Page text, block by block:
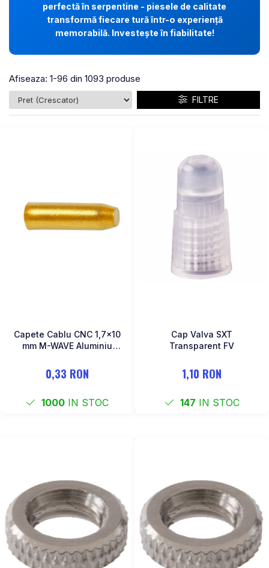
perfectă în serpentine - piesele de calitate
transformă fiecare tură într-o experiență
memorabilă. Investește în fiabilitate!
Afiseaza: 1-96 din 1093 produse
FILTRE
Capete Cablu CNC 1,7x10
mm M-WAVE Aluminiu
0,33 RON
1000 IN STOC
Cap Valva SXT
Transparent FV
1,10 RON
147 IN STOC